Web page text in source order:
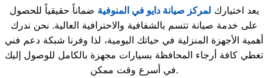
يعد اختيارك لمركز صيانة دايو في المنوفية ضماناً حقيقياً للحصول
على خدمة صيانة تتسم بالشفافية والاحترافية العالية. نحن ندرك
أهمية الأجهزة المنزلية في حياتك اليومية، لذا وفرنا شبكة دعم فني
تغطي كافة أرجاء المحافظة بسيارات مجهزة بالكامل للوصول إليك
في أسرع وقت ممكن.